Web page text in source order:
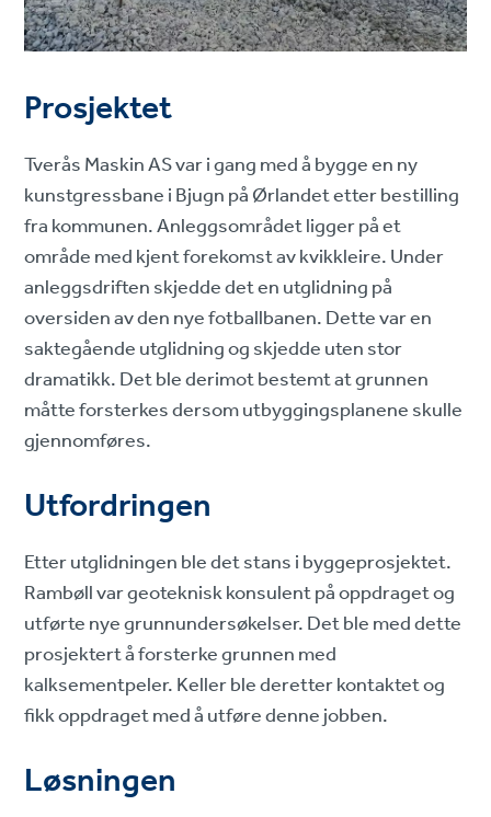
Prosjektet
Tverås Maskin AS var i gang med å bygge en ny
kunstgressbane i Bjugn på Ørlandet etter bestilling
fra kommunen. Anleggsområdet ligger på et
område med kjent forekomst av kvikkleire. Under
anleggsdriften skjedde det en utglidning på
oversiden av den nye fotballbanen. Dette var en
saktegående utglidning og skjedde uten stor
dramatikk. Det ble derimot bestemt at grunnen
måtte forsterkes dersom utbyggingsplanene skulle
gjennomføres.
Utfordringen
Etter utglidningen ble det stans i byggeprosjektet.
Rambøll var geoteknisk konsulent på oppdraget og
utførte nye grunnundersøkelser. Det ble med dette
prosjektert å forsterke grunnen med
kalksementpeler. Keller ble deretter kontaktet og
fikk oppdraget med å utføre denne jobben.
Løsningen